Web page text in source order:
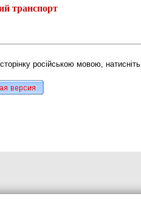
транспорт
російською мовою, натисніть.